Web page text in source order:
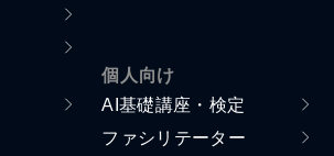
個人向け
AI基礎講座・検定
ファシリテーター